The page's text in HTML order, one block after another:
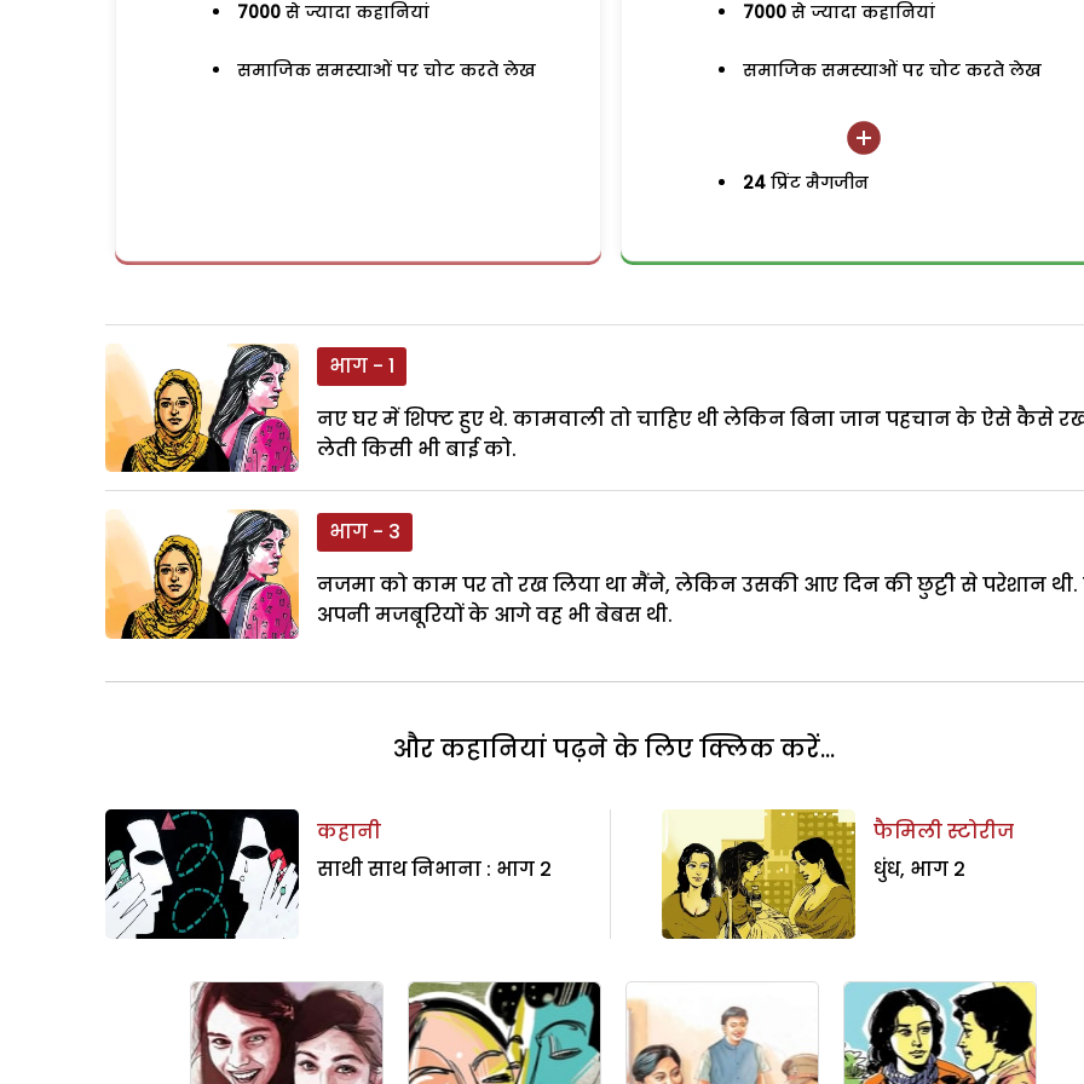
7000 से ज्यादा कहानियां
समाजिक समस्याओं पर चोट करते लेख
7000 से ज्यादा कहानियां
समाजिक समस्याओं पर चोट करते लेख
24 प्रिंट मैगजीन
भाग - 1
नए घर में शिफ्ट हुए थे. कामवाली तो चाहिए थी लेकिन बिना जान पहचान के ऐसे कैसे
लेती किसी भी बाई को.
भाग - 3
नजमा को काम पर तो रख लिया था मैंने, लेकिन उसकी आए दिन की छुट्टी से परेशान थी.
अपनी मजबूरियों के आगे वह भी बेबस थी.
और कहानियां पढ़ने के लिए क्लिक करें...
कहानी
साथी साथ निभाना : भाग 2
फैमिली स्टोरीज
धुंध, भाग 2